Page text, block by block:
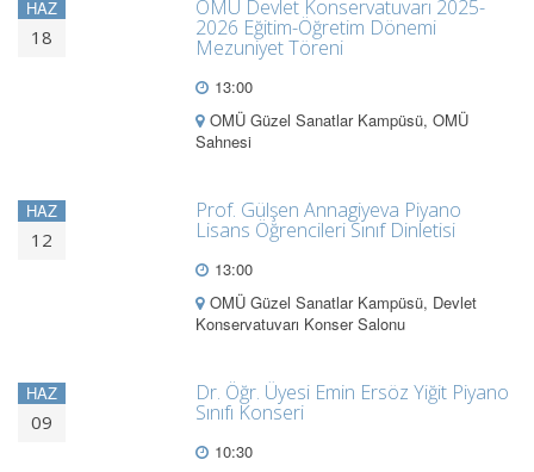
HAZ
18
OMÜ Devlet Konservatuvarı 2025-
2026 Eğitim-Öğretim Dönemi
Mezuniyet Töreni
13:00
OMÜ Güzel Sanatlar Kampüsü, OMÜ
Sahnesi
HAZ
12
Prof. Gülşen Annagiyeva Piyano
Lisans Öğrencileri Sınıf Dinletisi
13:00
OMÜ Güzel Sanatlar Kampüsü, Devlet
Konservatuvarı Konser Salonu
HAZ
09
Dr. Öğr. Üyesi Emin Ersöz Yiğit Piyano
Sınıfı Konseri
10:30